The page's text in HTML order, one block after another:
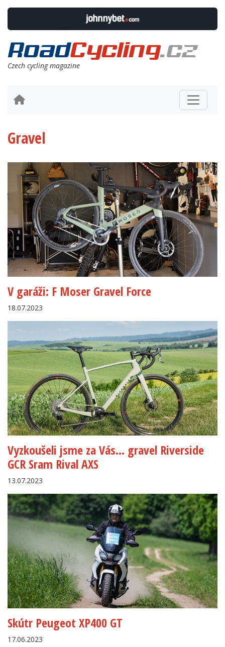
Czech cycling magazine
Gravel
V garáži: F Moser Gravel Force
18.07.2023
Vyzkoušeli jsme za Vás… gravel Riverside
GCR Sram Rival AXS
13.07.2023
Skútr Peugeot XP400 GT
17.06.2023